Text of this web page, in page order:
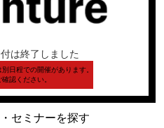
は終了しました
日程での開催があります。
認ください。
セミナーを探す